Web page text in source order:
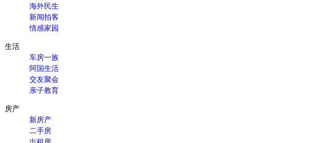
海外民生
新闻拍客
情感家园
生活
车房一族
阿国生活
交友聚会
亲子教育
房产
新房产
二手房